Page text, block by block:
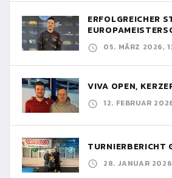
ERFOLGREICHER
05. MÄRZ 2026,
VIVA OPEN,
12. FEBRUAR
TURNIERBERICHT
28. JANUAR